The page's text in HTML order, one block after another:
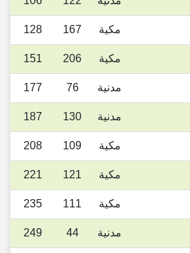
مكية 167
128
مكية 206
151
مدنية 76
177
مدنية 130
187
مكية 109
208
مكية 121
221
مكية 111
235
مدنية 44
249